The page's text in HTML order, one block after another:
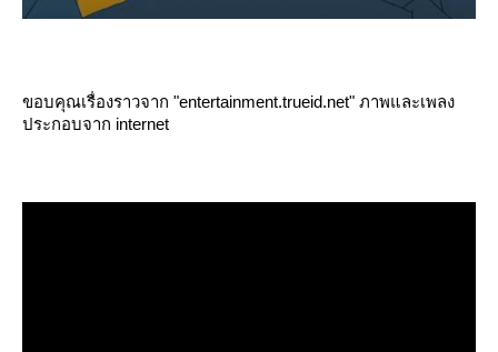
ขอบคุณเรื่องราวจาก "entertainment.trueid.net" ภาพและเพลง
ประกอบจาก internet